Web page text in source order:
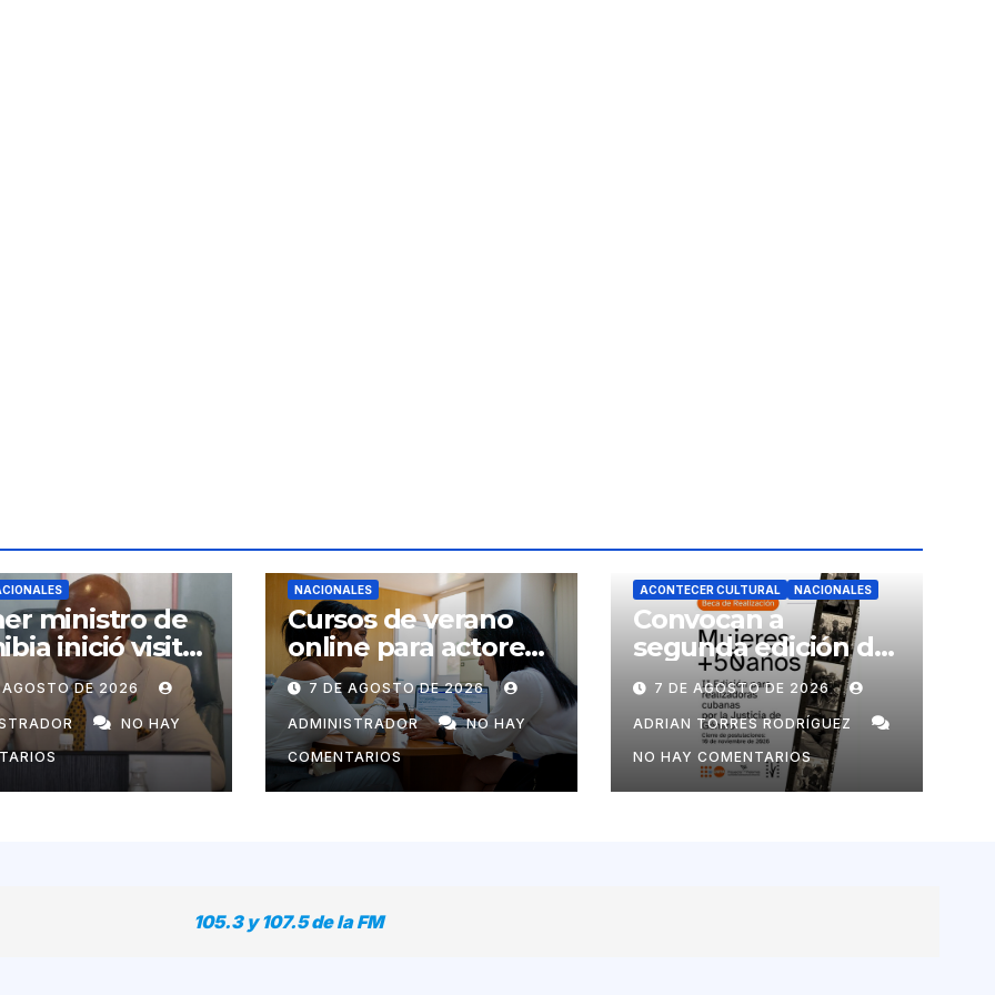
ministro de
inició visita
a Cuba por
de
Marrero
AGOSTO DE 2026
NO HAY
NACIONALES
Cursos de verano
online para actores
económicos y
estatales
7 DE AGOSTO DE 2026
ADMINISTRADOR
NO HAY
COMENTARIOS
ACONTECER CULTURAL NACIONALES
Convocan a
segunda edición de
Beca para
realizadoras
mayores de 50 años
7 DE AGOSTO DE 2026
ADRIAN TORRES RODRÍGUEZ
NO HAY COMENTARIOS
105.3 y 107.5 de la FM